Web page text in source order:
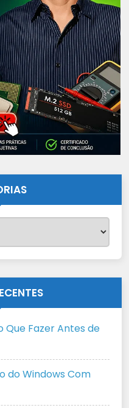
Que Fazer Antes de
do Windows Com